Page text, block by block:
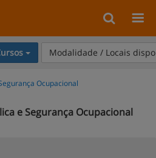
Modalidade / Locais
Ocupacional
e Segurança Ocupacional